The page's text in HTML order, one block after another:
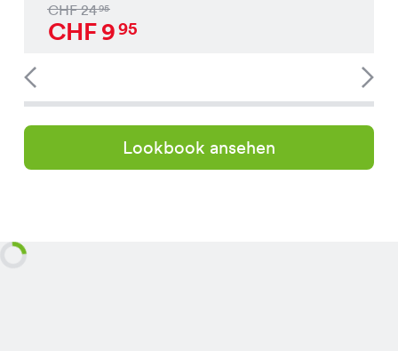
CHF2495
CHF995
Lookbook ansehen